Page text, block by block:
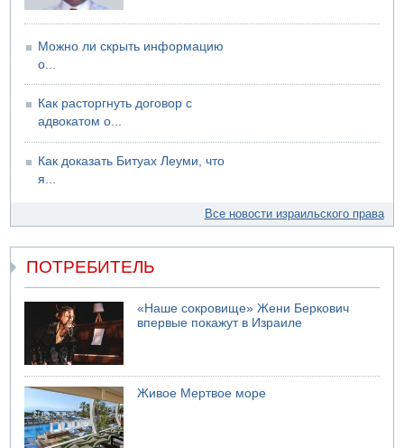
Можно ли скрыть информацию
о...
Как расторгнуть договор с
адвокатом о...
Как доказать Битуах Леуми, что
я...
Все новости израильского права
ПОТРЕБИТЕЛЬ
«Наше сокровище» Жени Беркович
впервые покажут в Израиле
Живое Мертвое море